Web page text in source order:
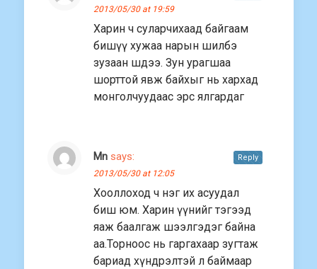
2013/05/30 at 19:59
Харин ч суларчихаад байгаам
бишүү хужаа нарын шилбэ
зузаан шдээ. Зун урагшаа
шорттой явж байхыг нь хархад
монголчуудаас эрс ялгардаг
Mn says:
2013/05/30 at 12:05
Хооллоход ч нэг их асуудал
биш юм. Харин үүнийг тэгээд
яаж баалгаж шээлгэдэг байна
аа.Торноос нь гаргахаар зугтаж
бариад хүндрэлтэй л баймаар
Reply